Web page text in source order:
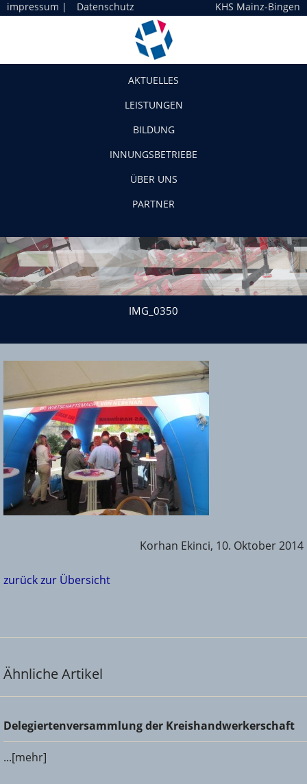
impressum | Datenschutz KHS Mainz-Bingen
AKTUELLES
LEISTUNGEN
BILDUNG
INNUNGSBETRIEBE
ÜBER UNS
PARTNER
IMG_0350
Korhan Ekinci, 10. Oktober 2014
zurück zur Übersicht
Ähnliche Artikel
Delegiertenversammlung der Kreishandwerkerschaft
Delegiertenversammlung der Kreishandwerkerschaft
...[mehr]